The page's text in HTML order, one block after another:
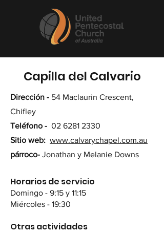
Capilla del Calvario
Dirección - 54 Maclaurin Crescent,
Chifley
Teléfono - 02 6281 2330
Sitio web: www.calvarychapel.com.au
párroco- Jonathan y Melanie Downs
Horarios de servicio
Domingo - 9:15 y 11:15
Miércoles - 19:30
Otras actividades